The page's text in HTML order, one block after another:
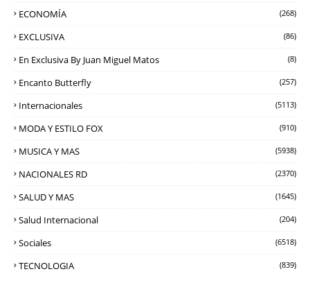
ECONOMÍA (268)
EXCLUSIVA (86)
En Exclusiva By Juan Miguel Matos (8)
Encanto Butterfly (257)
Internacionales (5113)
MODA Y ESTILO FOX (910)
MUSICA Y MAS (5938)
NACIONALES RD (2370)
SALUD Y MAS (1645)
Salud Internacional (204)
Sociales (6518)
TECNOLOGIA (839)